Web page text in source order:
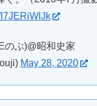
ぶ)@昭和史家
May 28, 2020